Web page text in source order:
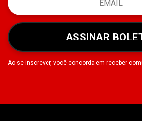
ASSINAR
Ao se inscrever, você concorda em receber